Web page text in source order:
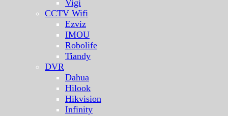
Vigi
CCTV Wifi
Ezviz
IMOU
Robolife
Tiandy
DVR
Dahua
Hilook
Hikvision
Infinity